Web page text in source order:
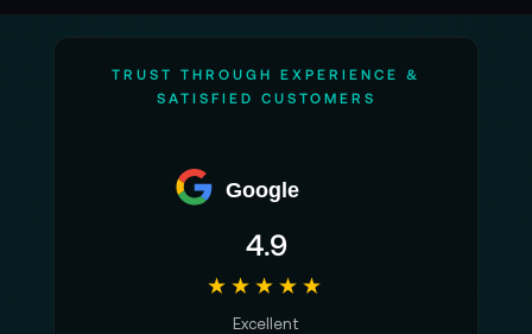
TRUST THROUGH EXPERIENCE &
SATISFIED CUSTOMERS
Google
4.9
★★★★★
Excellent